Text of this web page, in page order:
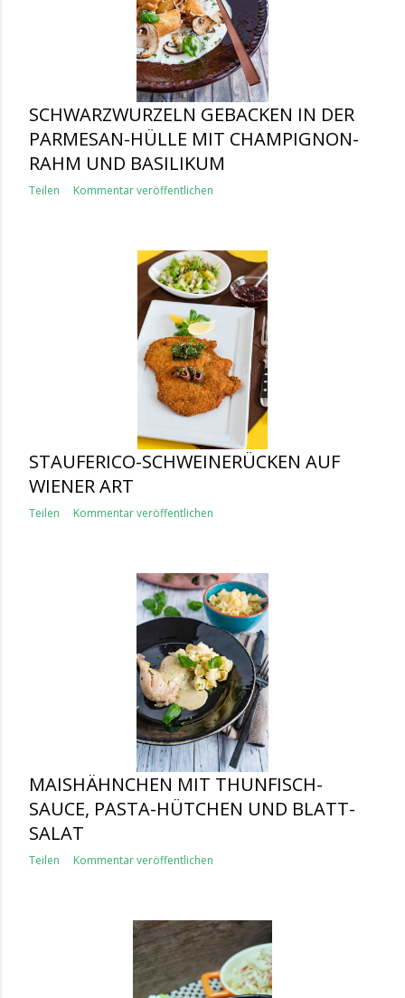
SCHWARZWURZELN GEBACKEN IN DER
PARMESAN-HÜLLE MIT CHAMPIGNON-
RAHM UND BASILIKUM
Teilen Kommentar veröffentlichen
STAUFERICO-SCHWEINERÜCKEN AUF
WIENER ART
Teilen Kommentar veröffentlichen
MAISHÄHNCHEN MIT THUNFISCH-
SAUCE, PASTA-HÜTCHEN UND BLATT-
SALAT
Teilen Kommentar veröffentlichen